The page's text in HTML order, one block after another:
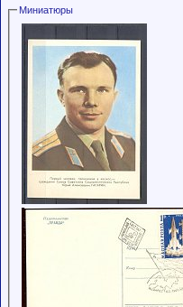
Миниатюры